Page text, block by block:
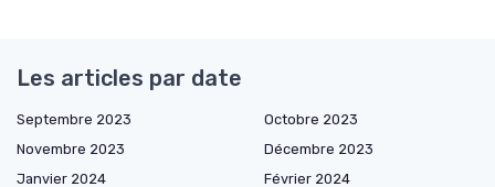
Les articles par date
Septembre 2023
Octobre 2023
Novembre 2023
Décembre 2023
Janvier 2024
Février 2024